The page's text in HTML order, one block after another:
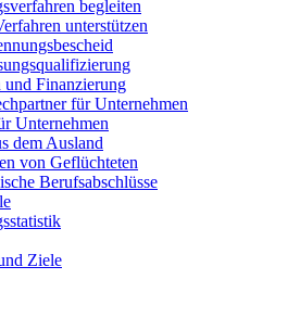
begleiten
unterstützen
und Finanzierung
für Unternehmen
Unternehmen
dem Ausland
von Geflüchteten
Berufsabschlüsse
Ziele